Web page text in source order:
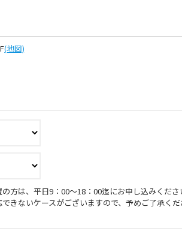
(地図)
方は、平日9：00～18：00迄にお申し込みくださ
きないケースがございますので、予めご了承くだ